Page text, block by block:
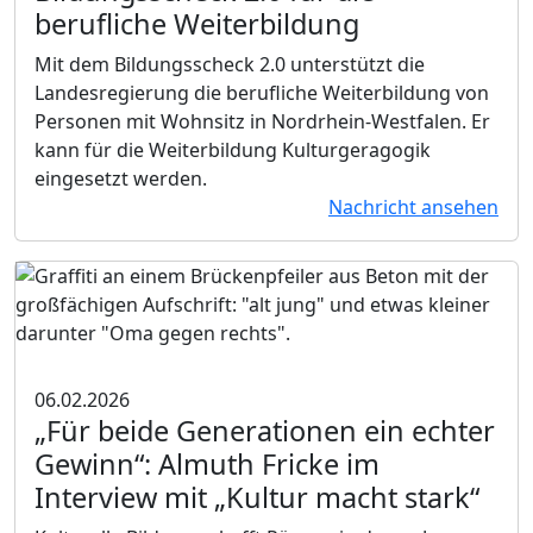
berufliche Weiterbildung
Mit dem Bildungsscheck 2.0 unterstützt die
Landesregierung die berufliche Weiterbildung von
Personen mit Wohnsitz in Nordrhein-Westfalen. Er
kann für die Weiterbildung Kulturgeragogik
eingesetzt werden.
Nachricht ansehen
06.02.2026
„Für beide Generationen ein echter
Gewinn“: Almuth Fricke im
Interview mit „Kultur macht stark“